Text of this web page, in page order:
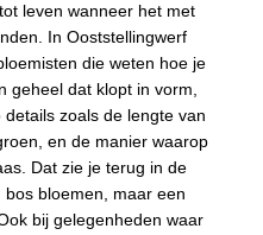
leven wanneer het met
In Ooststellingwerf
die weten hoe je
geheel dat klopt in vorm,
zoals de lengte van
en de manier waarop
Dat zie je terug in de
bloemen, maar een
bij gelegenheden waar